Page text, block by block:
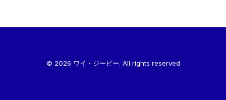
© 2026 ワイ・ジービー. All rights reserved